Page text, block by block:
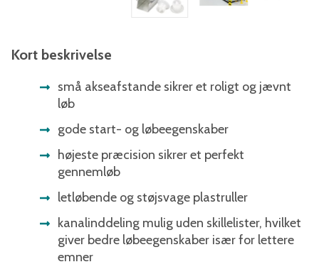
Kort beskrivelse
små akseafstande sikrer et roligt og jævnt
løb
gode start- og løbeegenskaber
højeste præcision sikrer et perfekt
gennemløb
letløbende og støjsvage plastruller
kanalinddeling mulig uden skillelister, hvilket
giver bedre løbeegenskaber især for lettere
emner